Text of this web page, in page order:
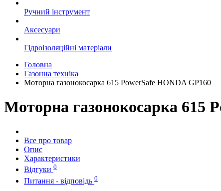
Ручний інструмент
Аксесуари
Гідроізоляційні матеріали
Головна
Газонна техніка
Моторна газонокосарка 615 PowerSafe HONDA GP160
Моторна газонокосарка 615
Все про товар
Опис
Характеристики
Відгуки 0
Питання - відповідь 0